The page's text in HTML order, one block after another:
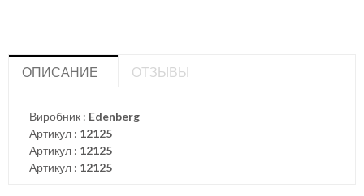
ОПИСАНИЕ ОТЗЫВЫ
Виробник : Edenberg
Артикул : 12125
Артикул : 12125
Артикул : 12125